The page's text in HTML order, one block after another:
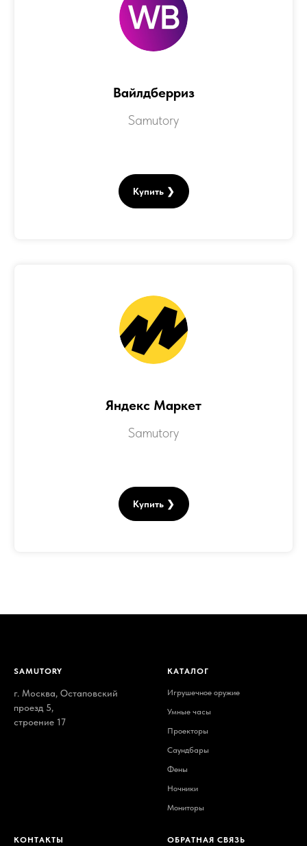
Вайлдберриз
Samutory
Купить ❯
Яндекс Маркет
Samutory
Купить ❯
SAMUTORY
г. Москва, Остаповский
проезд 5,
строение 17
КАТАЛОГ
Игрушечное оружие
Умные часы
Проекторы
Саундбары
Фены
Ночники
Мониторы
КОНТАКТЫ ОБРАТНАЯ СВЯЗЬ